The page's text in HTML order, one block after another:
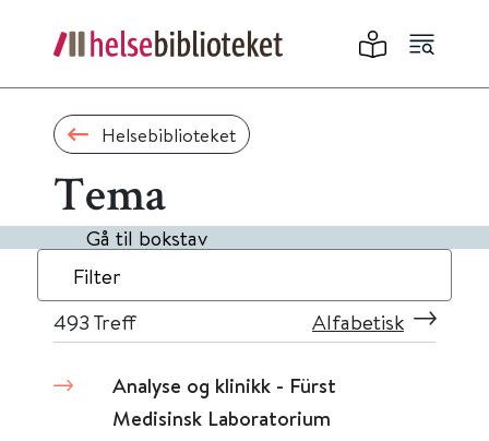
Helsebiblioteket
Tema
Gå til bokstav
Filter
493 Treff Alfabetisk
Analyse og klinikk - Fürst
Medisinsk Laboratorium